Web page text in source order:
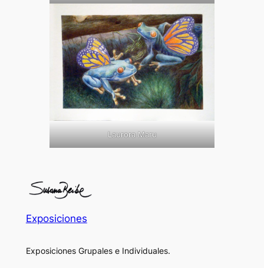
Laurora Maru
Exposiciones
Exposiciones Grupales e Individuales.